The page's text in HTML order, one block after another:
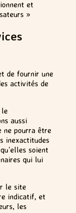
et
»
de fournir une
activités de
le
aussi
ne pourra être
inexactitudes
soient
qui lui
le site
indicatif, et
les